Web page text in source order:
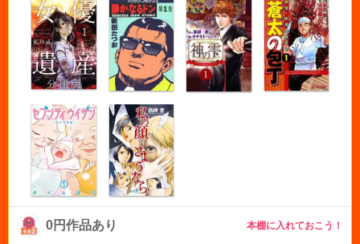
0円作品あり 本棚に入れておこう！